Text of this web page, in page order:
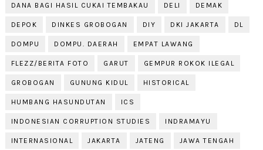
DANA BAGI HASIL CUKAI TEMBAKAU DELI DEMAK
DEPOK DINKES GROBOGAN DIY DKI JAKARTA DL
DOMPU DOMPU. DAERAH EMPAT LAWANG
FLEZZ/BERITA FOTO GARUT GEMPUR ROKOK ILEGAL
GROBOGAN GUNUNG KIDUL HISTORICAL
HUMBANG HASUNDUTAN ICS
INDONESIAN CORRUPTION STUDIES INDRAMAYU
INTERNASIONAL JAKARTA JATENG JAWA TENGAH